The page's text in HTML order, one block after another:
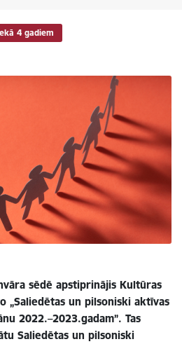
4 gadiem
sēdē apstiprinājis Kultūras
„Saliedētas un pilsoniski aktīvas
2022.–2023.gadam”. Tas
Saliedētas un pilsoniski